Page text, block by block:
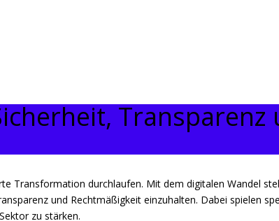
Transformation durchlaufen. Mit dem digitalen Wandel
und Rechtmäßigkeit einzuhalten. Dabei spielen
zu stärken.